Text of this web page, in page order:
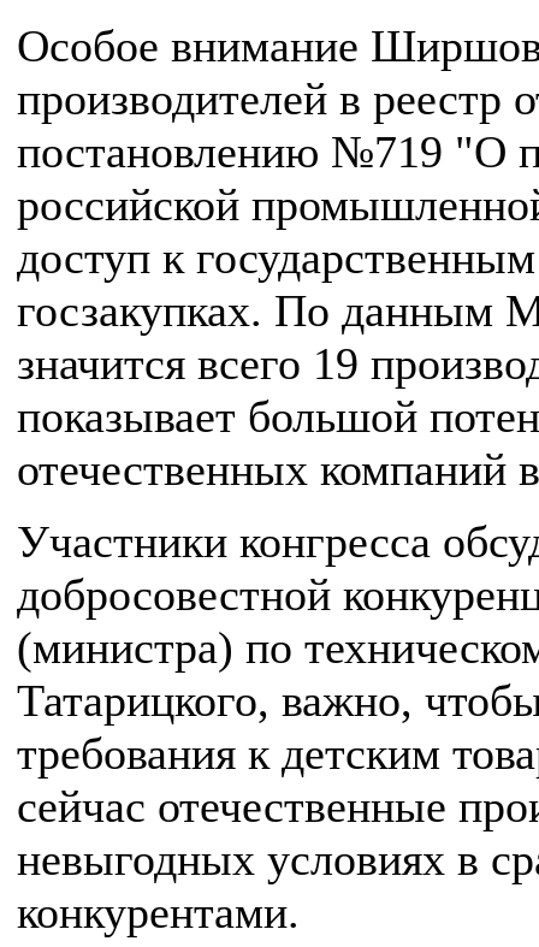
Особое внимание
производителей в реестр
постановлению №719 "О
российской
доступ к
госзакупках. По данным
значится всего 19
показывает большой
отечественных компаний
Участники конгресса
добросовестной
(министра) по
Татарицкого, важно,
требования к детским
сейчас отечественные
невыгодных условиях в
конкурентами.